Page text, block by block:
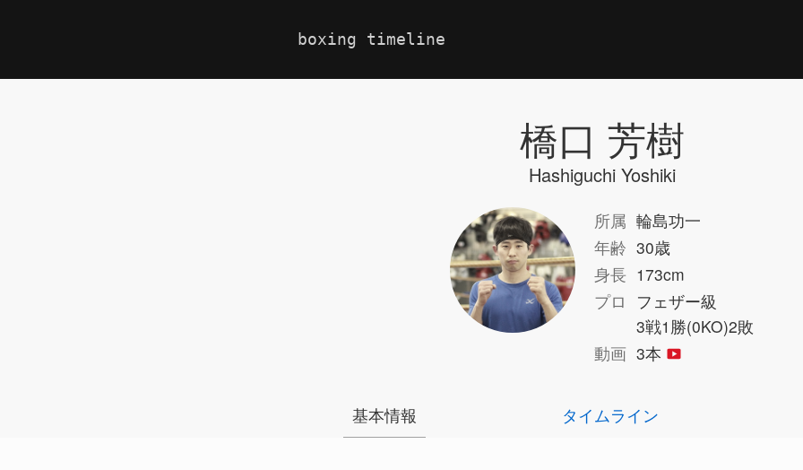
boxing timeline
橋口 芳樹
Hashiguchi Yoshiki
所属 輪島功一
年齢 30歳
身長 173cm
プロ
フェザー級
3戦1勝(0KO)2敗
動画 3本
基本情報 タイムライン